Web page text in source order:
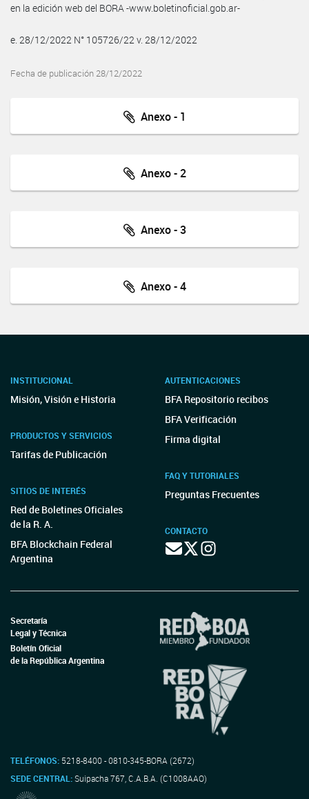
en la edición web del BORA -www.boletinoficial.gob.ar-
e. 28/12/2022 N° 105726/22 v. 28/12/2022
Fecha de publicación 28/12/2022
Anexo - 1
Anexo - 2
Anexo - 3
Anexo - 4
INSTITUCIONAL
Misión, Visión e Historia
PRODUCTOS Y SERVICIOS
Tarifas de Publicación
SITIOS DE INTERÉS
Red de Boletines Oficiales
de la R. A.
BFA Blockchain Federal
Argentina
AUTENTICACIONES
BFA Repositorio recibos
BFA Verificación
Firma digital
FAQ Y TUTORIALES
Preguntas Frecuentes
CONTACTO
Secretaría
Legal y Técnica
Boletín Oficial
de la República Argentina
TELÉFONOS: 5218-8400 - 0810-345-BORA (2672)
SEDE CENTRAL:Suipacha 767, C.A.B.A. (C1008AAO)